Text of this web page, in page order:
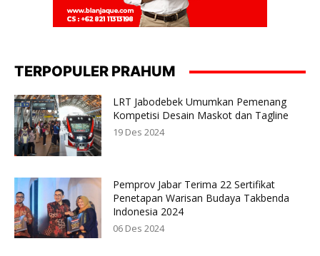
TERPOPULER PRAHUM
LRT Jabodebek Umumkan Pemenang
Kompetisi Desain Maskot dan Tagline
19 Des 2024
Pemprov Jabar Terima 22 Sertifikat
Penetapan Warisan Budaya Takbenda
Indonesia 2024
06 Des 2024